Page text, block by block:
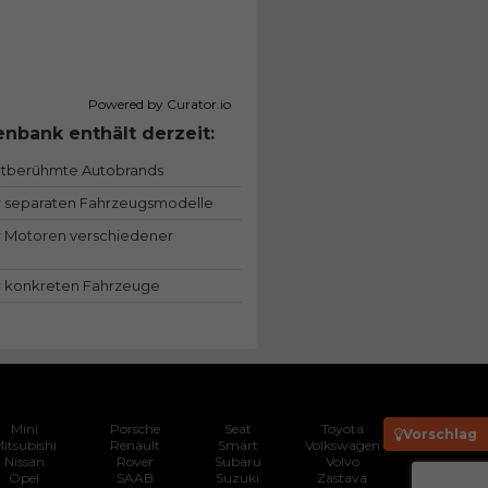
Powered by Curator.io
enthält derzeit:
Autobrands
separaten Fahrzeugsmodelle
Motoren verschiedener
konkreten Fahrzeuge
Vorschlag
Mini
Nissan
Opel
Porsche
Renault
Rover
SAAB
Seat
Smart
Subaru
Suzuki
Toyota
Volkswagen
Volvo
Zastava